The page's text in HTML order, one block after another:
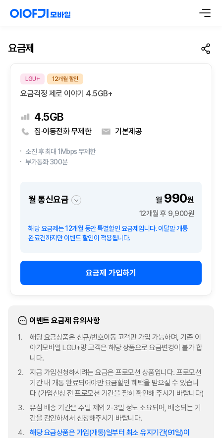
요금제
LGU+ 12개월 할인
요금걱정 제로 이야기 4.5GB+
4.5GB
집·이동전화 무제한 기본제공
소진 후 최대 1Mbps 무제한
부가통화 300분
월 통신요금 월 990원
12개월 후 9,900원
해당 요금제는 12개월 동안 특별할인 요금제입니다. 이달말 개통
완료건까지만 이벤트 할인이 적용됩니다.
요금제 가입하기
이벤트 요금제 유의사항
해당 요금상품은 신규/번호이동 고객만 가입 가능하며, 기존 이
야기모바일 LGU+망 고객은 해당 상품으로 요금변경이 불가 합
니다.
지금 가입신청하시려는 요금은 프로모션 상품입니다. 프로모션
기간 내 개통 완료되어야만 요금할인 혜택을 받으실 수 있습니
다 (가입신청 전 프로모션 기간을 필히 확인해 주시기 바랍니다)
유심 배송 기간은 주말 제외 2-3일 정도 소요되며, 배송되는 기
간을 감안하셔서 신청해주시기 바랍니다.
해당 요금상품은 가입(개통)일부터 최소 유지기간(91일)이